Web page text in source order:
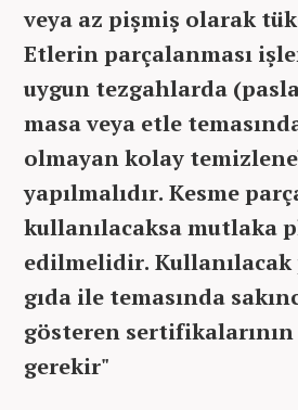
veya az pişmiş olarak
Etlerin parçalanması
uygun tezgahlarda
masa veya etle
olmayan kolay
yapılmalıdır. Kesme
kullanılacaksa mutlaka
edilmelidir.
gıda ile temasında
gösteren sertifikalarının
gerekir"